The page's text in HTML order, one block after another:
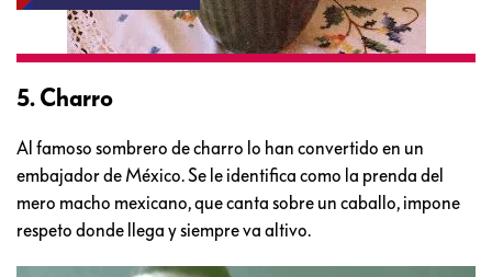
5. Charro
Al famoso sombrero de charro lo han convertido en un
embajador de México. Se le identifica como la prenda del
mero macho mexicano, que canta sobre un caballo, impone
respeto donde llega y siempre va altivo.